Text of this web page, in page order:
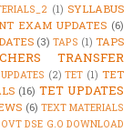
(1) SYLLABUS
EXAM UPDATES (6)
(3) TAPS (1) TAPS
TRANSFER
(2) TET (1) TET
(16) TET UPDATES
(6) TEXT MATERIALS
DSE G.O DOWNLOAD